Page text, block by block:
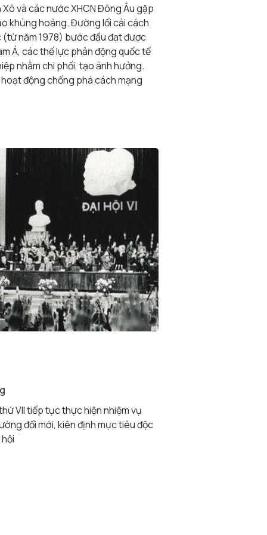
và các nước XHCN Đông Âu gặp
khủng hoảng. Đường lối cải cách
(từ năm 1978) bước đầu đạt được
Á, các thế lực phản động quốc tế
nhằm chi phối, tạo ảnh hưởng.
động chống phá cách mạng
VII tiếp tục thực hiện nhiệm vụ
đổi mới, kiên định mục tiêu độc